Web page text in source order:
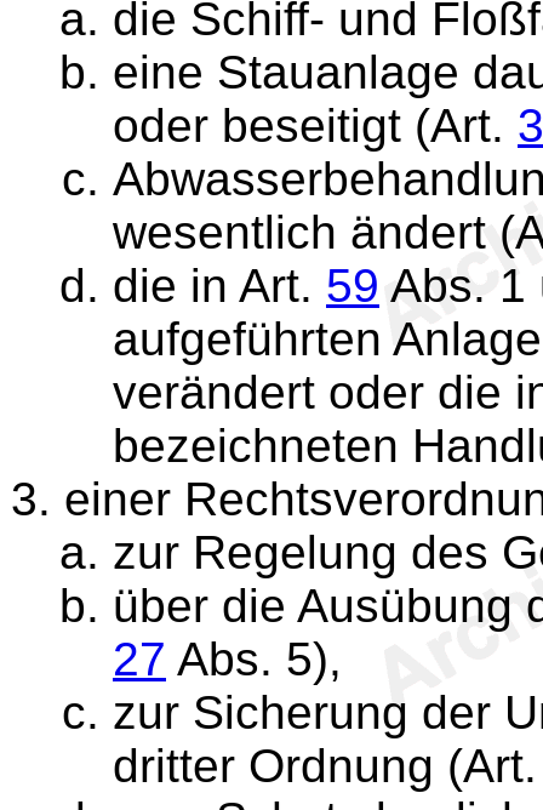
die Schiff- und
eine Stauanlage
oder beseitigt (Art.
wesentlich ändert
die in Art. 59 Abs. 1
aufgeführten
verändert oder die
bezeichneten
einer
zur Regelung des
über die Ausübung
27 Abs. 5),
zur Sicherung der
dritter Ordnung